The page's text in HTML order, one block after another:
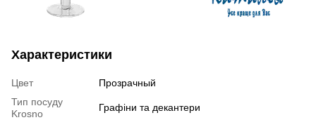
Характеристики
Цвет
Прозрачный
Тип посуду
Krosno
Графіни та декантери